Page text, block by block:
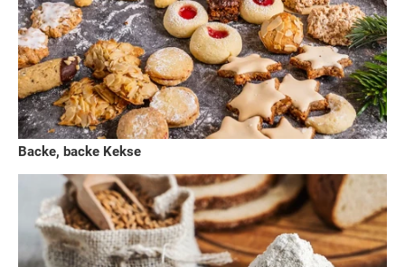
Backe, backe Kekse